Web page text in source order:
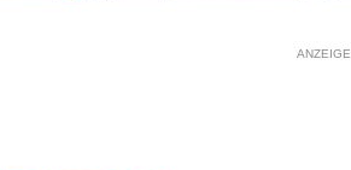
ANZEIGE